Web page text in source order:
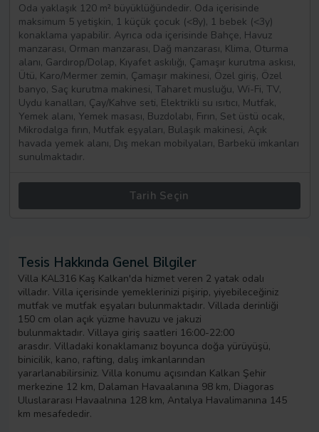
Oda yaklaşık 120 m² büyüklüğündedir. Oda içerisinde
maksimum 5 yetişkin, 1 küçük çocuk (<8y), 1 bebek (<3y)
konaklama yapabilir. Ayrıca oda içerisinde Bahçe, Havuz
manzarası, Orman manzarası, Dağ manzarası, Klima, Oturma
alanı, Gardırop/Dolap, Kıyafet askılığı, Çamaşır kurutma askısı,
Ütü, Karo/Mermer zemin, Çamaşır makinesi, Özel giriş, Özel
banyo, Saç kurutma makinesi, Taharet musluğu, Wi-Fi, TV,
Uydu kanalları, Çay/Kahve seti, Elektrikli su ısıtıcı, Mutfak,
Yemek alanı, Yemek masası, Buzdolabı, Fırın, Set üstü ocak,
Mikrodalga fırın, Mutfak eşyaları, Bulaşık makinesi, Açık
havada yemek alanı, Dış mekan mobilyaları, Barbekü imkanları
sunulmaktadır.
Tarih Seçin
Tesis Hakkında Genel Bilgiler
Villa KAL316 Kaş Kalkan'da hizmet veren 2 yatak odalı
villadır. Villa içerisinde yemeklerinizi pişirip, yiyebileceğiniz
mutfak ve mutfak eşyaları bulunmaktadır. Villada derinliği
150 cm olan açık yüzme havuzu ve jakuzi
bulunmaktadır. Villaya giriş saatleri 16:00-22:00
arasdır. Villadaki konaklamanız boyunca doğa yürüyüşü,
binicilik, kano, rafting, dalış imkanlarından
yararlanabilirsiniz. Villa konumu açısından Kalkan Şehir
merkezine 12 km, Dalaman Havaalanına 98 km, Diagoras
Uluslararası Havaalnına 128 km, Antalya Havalimanına 145
km mesafededir.